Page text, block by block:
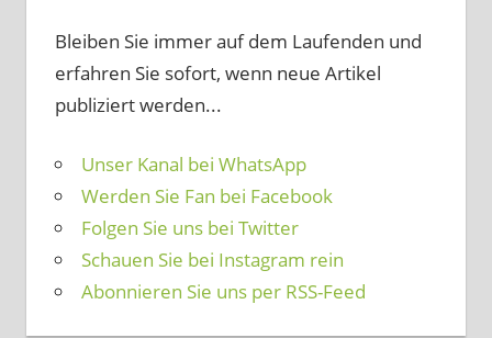
Bleiben Sie immer auf dem Laufenden und
erfahren Sie sofort, wenn neue Artikel
publiziert werden...
Unser Kanal bei WhatsApp
Werden Sie Fan bei Facebook
Folgen Sie uns bei Twitter
Schauen Sie bei Instagram rein
Abonnieren Sie uns per RSS-Feed